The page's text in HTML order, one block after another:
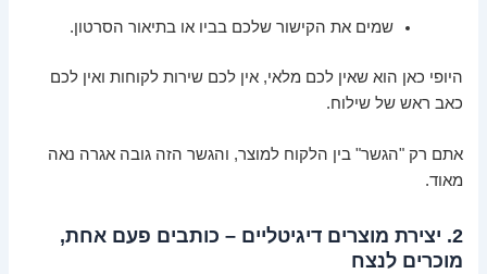
שמים את הקישור שלכם בביו או בתיאור הסרטון.
היופי כאן הוא שאין לכם מלאי, אין לכם שירות לקוחות ואין לכם
כאב ראש של שילוח.
אתם רק "הגשר" בין הלקוח למוצר, והגשר הזה גובה אגרה נאה
מאוד.
2. יצירת מוצרים דיגיטליים – כותבים פעם אחת,
מוכרים לנצח